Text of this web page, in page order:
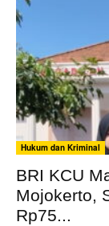
Hukum dan Kriminal
BRI KCU
Mojokerto,
Rp75...